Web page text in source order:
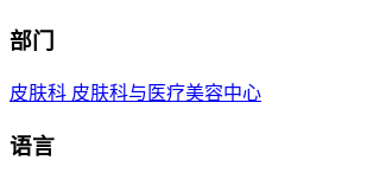
部门
皮肤科 皮肤科与医疗美容中心
语言